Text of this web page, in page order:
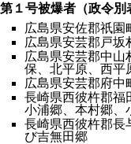
第１号被爆者（政令別
広島県安佐郡祇園
広島県安芸郡戸坂
広島県安芸郡中山
保、北平原、西平
広島県安芸郡府中
長崎県西彼杵郡福
小浦郷、本村郷、
長崎県西彼杵郡長
び吉無田郷